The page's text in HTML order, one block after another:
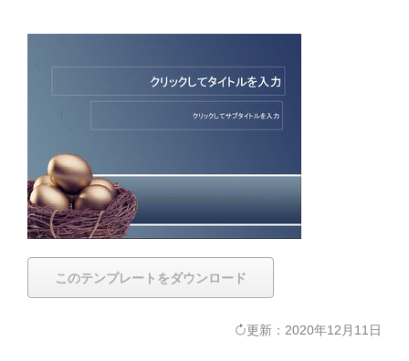
このテンプレートをダウンロード
更新：2020年12月11日